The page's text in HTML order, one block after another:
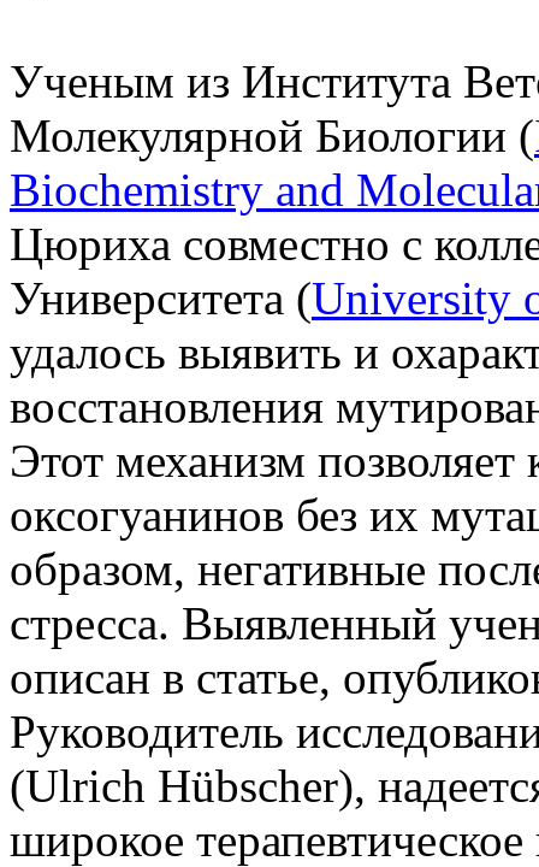
Ученым из Института
Молекулярной Биологии (
Biochemistry and
Цюриха совместно с
Университета (University
удалось выявить и
восстановления
Этот механизм
оксогуанинов без их
образом, негативные
стресса. Выявленный
описан в статье,
Руководитель
(Ulrich Hübscher),
широкое